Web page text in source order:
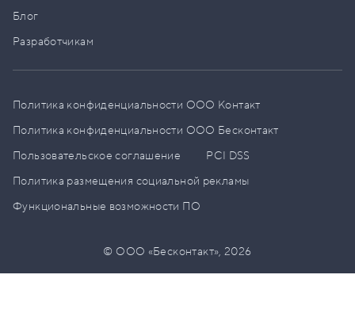
Блог
Разработчикам
Политика конфиденциальности ООО Контакт
Политика конфиденциальности ООО Бесконтакт
Пользовательское соглашение
PCI DSS
Политика размещения социальной рекламы
Функциональные возможности ПО
© ООО «Бесконтакт»,2026